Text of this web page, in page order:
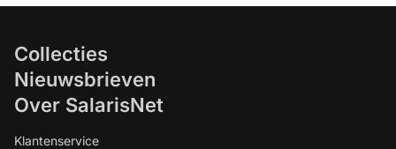
Collecties
Nieuwsbrieven
Over SalarisNet
Klantenservice